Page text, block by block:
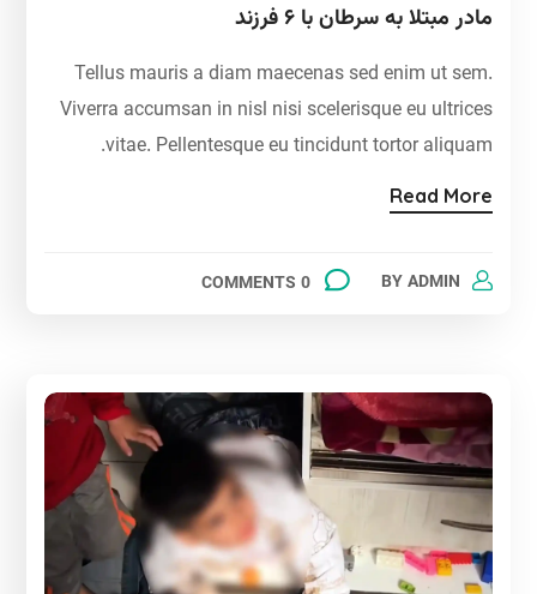
مادر مبتلا به سرطان با ۶ فرزند
Tellus mauris a diam maecenas sed enim ut sem.
Viverra accumsan in nisl nisi scelerisque eu ultrices
vitae. Pellentesque eu tincidunt tortor aliquam.
Read More
BYADMIN
0 COMMENTS